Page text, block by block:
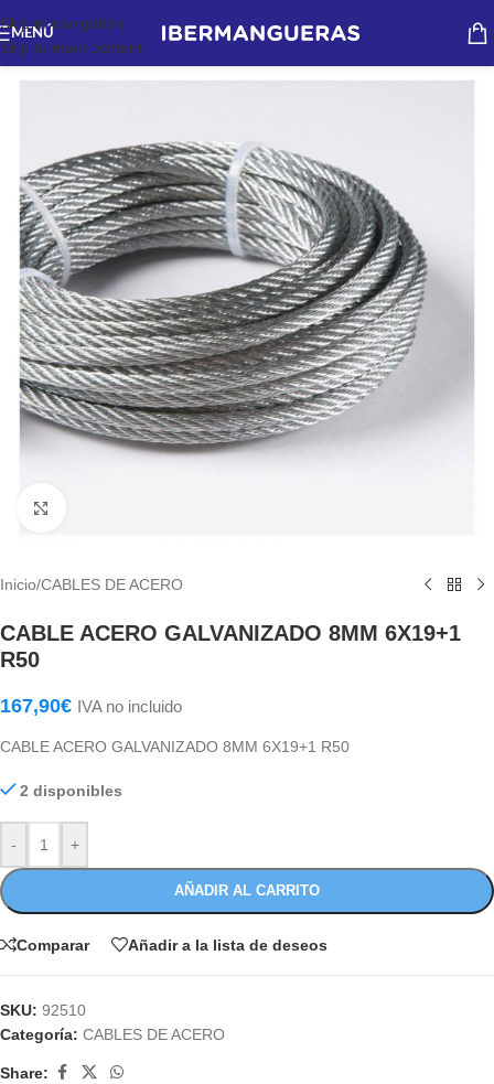
Skip to navigation
Skip to main content
MENÚ
Inicio/CABLES DE ACERO
CABLE ACERO GALVANIZADO 8MM 6X19+1
R50
167,90€ IVA no incluido
CABLE ACERO GALVANIZADO 8MM 6X19+1 R50
2 disponibles
- +
AÑADIR AL CARRITO
Comparar Añadir a la lista de deseos
SKU: 92510
Categoría: CABLES DE ACERO
Share: